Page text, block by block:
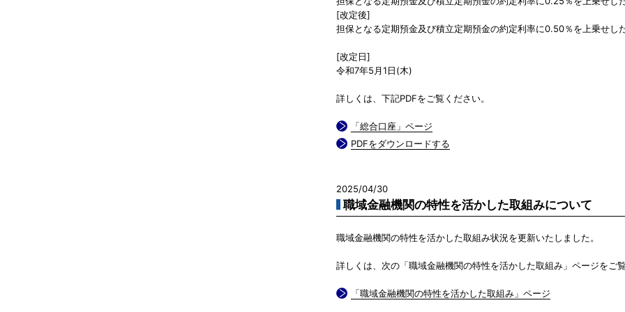
[改定後]
担保となる定期預金及び積立定期預金の約定利率に0.50％を上乗せし
[改定日]
令和7年5月1日(木)
詳しくは、下記PDFをご覧ください。
「総合口座」ページ
PDFをダウンロードする
2025/04/30
職域金融機関の特性を活かした取組みについて
職域金融機関の特性を活かした取組み状況を更新いたしました。
詳しくは、次の「職域金融機関の特性を活かした取組み」ページをご覧
「職域金融機関の特性を活かした取組み」ページ